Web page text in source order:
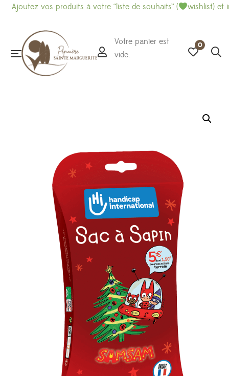
vos produits à votre “liste de souhaits” ( wishlist) et
Votre panier est
vide.
0